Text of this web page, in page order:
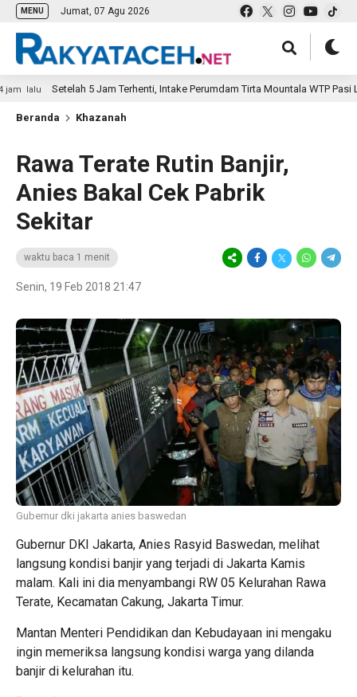
MENU Jumat, 07 Agu 2026
lalu Setelah 5 Jam Terhenti, Intake Perumdam Tirta Mountala WTP Pasi
Beranda Khazanah
Rawa Terate Rutin Banjir,
Anies Bakal Cek Pabrik
Sekitar
waktu baca 1 menit
Senin, 19 Feb 2018 21:47
Gubernur dki jakarta anies baswedan
Gubernur DKI Jakarta, Anies Rasyid Baswedan, melihat
langsung kondisi banjir yang terjadi di Jakarta Kamis
malam. Kali ini dia menyambangi RW 05 Kelurahan Rawa
Terate, Kecamatan Cakung, Jakarta Timur.
Mantan Menteri Pendidikan dan Kebudayaan ini mengaku
ingin memeriksa langsung kondisi warga yang dilanda
banjir di kelurahan itu.